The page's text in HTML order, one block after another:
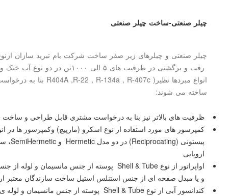
چیلر صنعتی-ساخت چیلر صنعتی
چیلر صنعتی و چیلرهای زیر صفر ساخت شرکت بام تبرید سازان
رفت و برگشتی در ظرفیت های ۵ الی
انواع مبردها نظیر R404A ,R-22 , R-134a , R-407c ) بنا به
ساخته می شوند:
ظرفیت های بالاتر نیز بنا به درخواست مشتری قابل طراحی و ساخت
کمپرسور های مورد استفاده از نوع اسکرو (مارپیچ) وکمپرسور ها در
پیستونی (Reciprocating) در دو مدل Hermetic و SemiHermetic،
اروپایی
اواپراتور از نوع Shell & Tube پوسته از جنس مانسیمان و لوله از
و یا مبدل صفحه ای از جنس استنلس استیل ساخت سازندگان معتبر
کندانسور آبی از نوع Shell & Tube پوسته از جنس مانسیمان و لوله